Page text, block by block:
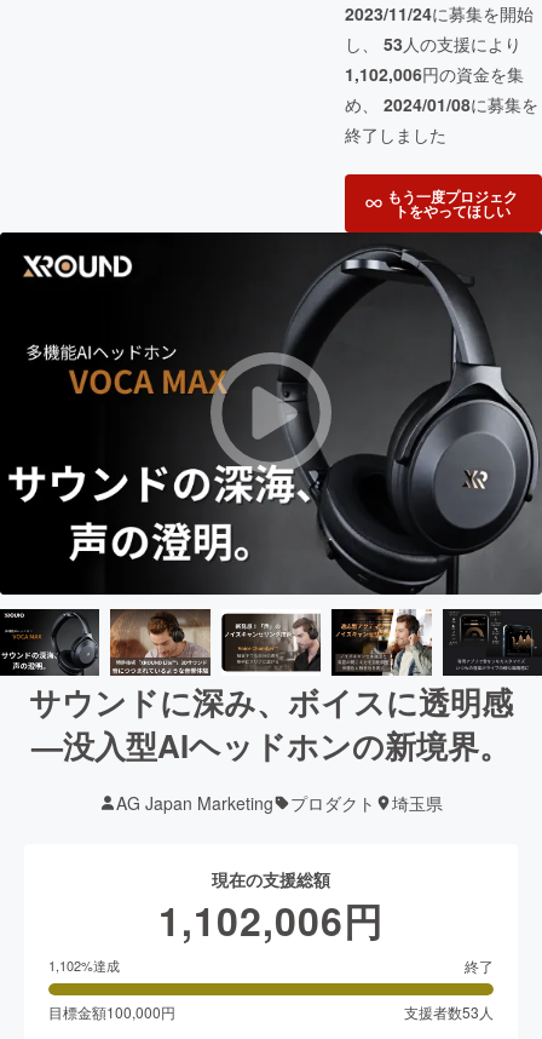
2023/11/24に募集を開始
し、 53人の支援により
1,102,006円の資金を集
め、 2024/01/08に募集を
終了しました
もう一度プロジェク
トをやってほしい
サウンドに深み、ボイスに透明感
—没入型AIヘッドホンの新境界。
AG Japan Marketing プロダクト 埼玉県
現在の支援総額
1,102,006円
1,102%達成 終了
目標金額100,000円 支援者数53 人